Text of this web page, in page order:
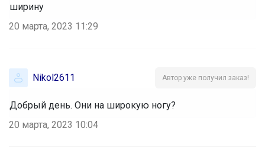
ширину
20 марта, 2023 11:29
Nikol2611 Автор уже получил заказ!
Добрый день. Они на широкую ногу?
20 марта, 2023 10:04